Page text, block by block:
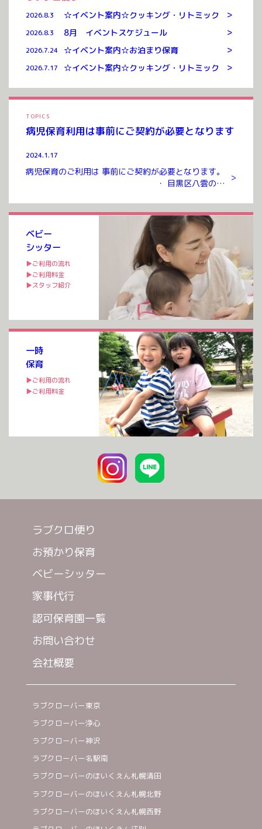
一時
保育
▶ご利用の流れ
▶ご利用料金
ベビー
シッター
▶ご利用の流れ
▶ご利用料金
▶スタッフ紹介
TOPICS
病児保育利用は事前にご契約が必要となります
2024.1.17
病児保育のご利用は 事前にご契約が必要となります。
・ 目黒区八雲のお
いただいたのち ご利用が可能となります。 ご契約には
入会金、年会費 […]
>
2026.8.3 ☆イベント案内☆クッキング・リトミック >
2026.8.3 8月 イベントスケジュール >
2026.7.24 ☆イベント案内☆お泊まり保育 >
2026.7.17 ☆イベント案内☆クッキング・リトミック >
ラブクロ便り
お預かり保育
ベビーシッター
家事代行
認可保育園一覧
お問い合わせ
会社概要
ラブクローバー東京
ラブクローバー浄心
ラブクローバー神沢
ラブクローバー名駅南
ラブクローバーのほいくえん札幌清田
ラブクローバーのほいくえん札幌北野
ラブクローバーのほいくえん札幌西野